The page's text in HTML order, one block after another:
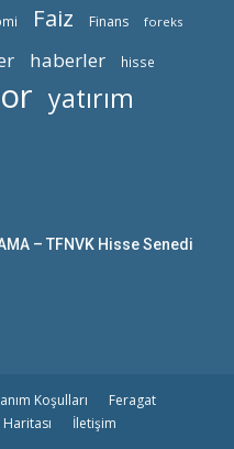
Faiz Finans foreks
haberler hisse
yatırım
– TFNVK Hisse Senedi
Koşulları
Feragat
Haritası İletişim